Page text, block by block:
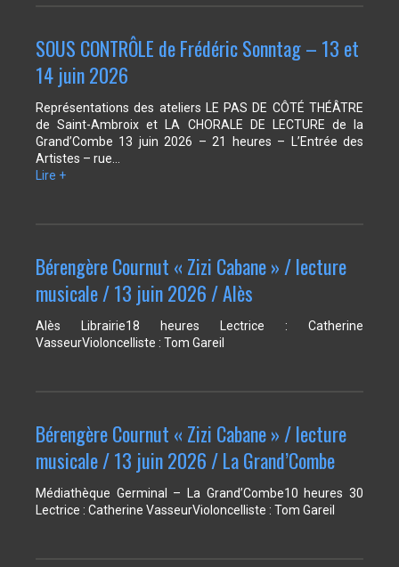
SOUS CONTRÔLE de Frédéric Sonntag – 13 et
14 juin 2026
Représentations des ateliers LE PAS DE CÔTÉ THÉÂTRE
de Saint-Ambroix et LA CHORALE DE LECTURE de la
Grand’Combe 13 juin 2026 – 21 heures – L’Entrée des
Artistes – rue…
Lire +
Bérengère Cournut « Zizi Cabane » / lecture
musicale / 13 juin 2026 / Alès
Alès Librairie18 heures Lectrice : Catherine
VasseurVioloncelliste : Tom Gareil
Bérengère Cournut « Zizi Cabane » / lecture
musicale / 13 juin 2026 / La Grand’Combe
Médiathèque Germinal – La Grand’Combe10 heures 30
Lectrice : Catherine VasseurVioloncelliste : Tom Gareil